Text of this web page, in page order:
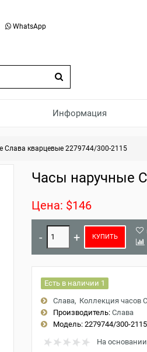
WhatsApp
Информация
Слава кварцевые 2279744/300-2115
Часы наручные
Цена: $146
КУПИТЬ
Есть в наличии 1
Слава
Коллекция часов
Производитель: Слава
Модель:2279744/300-2115
На